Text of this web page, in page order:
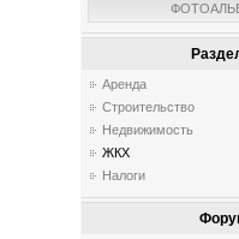
Аренда
Строительство
Недвижимость
ЖКХ
Налоги